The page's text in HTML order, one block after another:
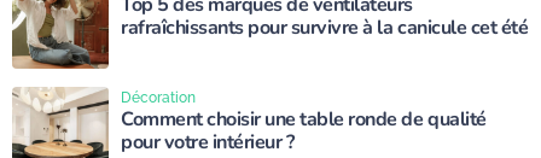
rafraîchissants pour survivre à la canicule cet été
Comment choisir une table ronde de qualité
pour votre intérieur ?
Décoration